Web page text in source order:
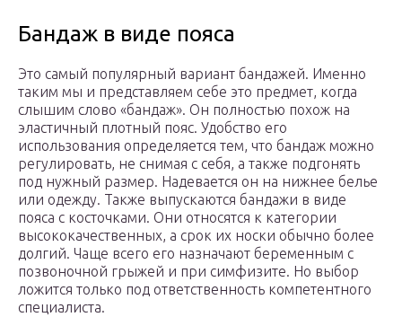
Бандаж в виде пояса
Это самый популярный вариант бандажей. Именно
таким мы и представляем себе это предмет, когда
слышим слово «бандаж». Он полностью похож на
эластичный плотный пояс. Удобство его
использования определяется тем, что бандаж можно
регулировать, не снимая с себя, а также подгонять
под нужный размер. Надевается он на нижнее белье
или одежду. Также выпускаются бандажи в виде
пояса с косточками. Они относятся к категории
высококачественных, а срок их носки обычно более
долгий. Чаще всего его назначают беременным с
позвоночной грыжей и при симфизите. Но выбор
ложится только под ответственность компетентного
специалиста.